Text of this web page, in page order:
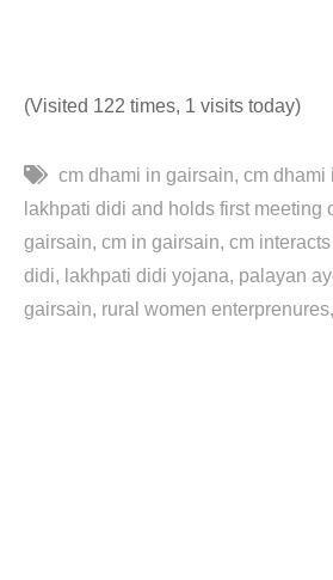
(Visited 122 times, 1 visits today)
cm dhami in gairsain cm dhami
lakhpati didi and holds first meeting
gairsain cm in gairsain cm
didi
lakhpati didi yojana palayan
gairsain rural women enterprenures